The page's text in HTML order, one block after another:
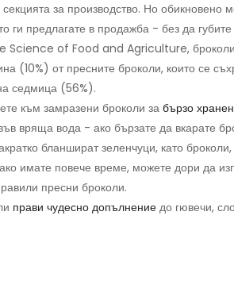
за производство. Но обикновено
ги предлагате в продажба - без да
of Food and Agriculture,
(10%) от пресните броколи, които се
седмица (56%).
към замразени броколи за бързо
вряща вода - ако бързате да вкарате
бланшират зеленчуци, като
имате повече време, можете дори да
пресни броколи.
прави чудесно допълнение до гювечи,